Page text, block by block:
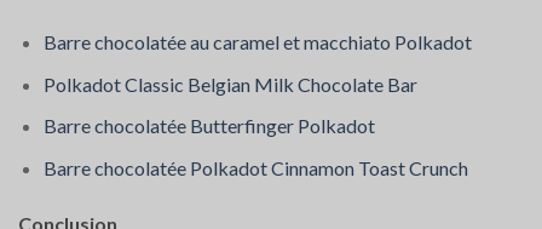
Barre chocolatée au caramel et macchiato Polkadot
Polkadot Classic Belgian Milk Chocolate Bar
Barre chocolatée Butterfinger Polkadot
Barre chocolatée Polkadot Cinnamon Toast Crunch
Conclusion